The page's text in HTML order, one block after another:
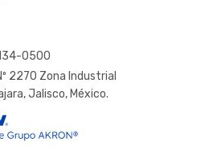
0500
2270 Zona Industrial
Jalisco, México.